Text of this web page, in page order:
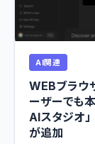
AI関連
WEBブラウ
ーザーでも
AIスタジオ
が追加